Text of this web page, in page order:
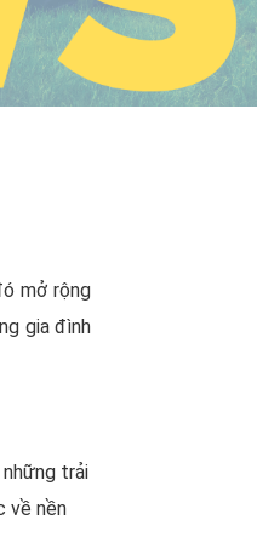
mở rộng
gia đình
trải
về nền